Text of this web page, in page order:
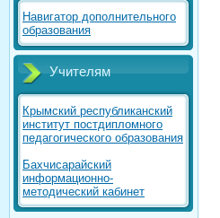
Навигатор дополнительного
образования
Учителям
Крымский республиканский
институт постдипломного
педагогического образования
Бахчисарайский
информационно-
методический кабинет